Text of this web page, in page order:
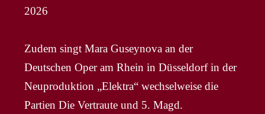
2026
Zudem singt Mara Guseynova an der
Deutschen Oper am Rhein in Düsseldorf in der
Neuproduktion „Elektra“ wechselweise die
Partien Die Vertraute und 5. Magd.